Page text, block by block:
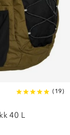
( 19)
40 L